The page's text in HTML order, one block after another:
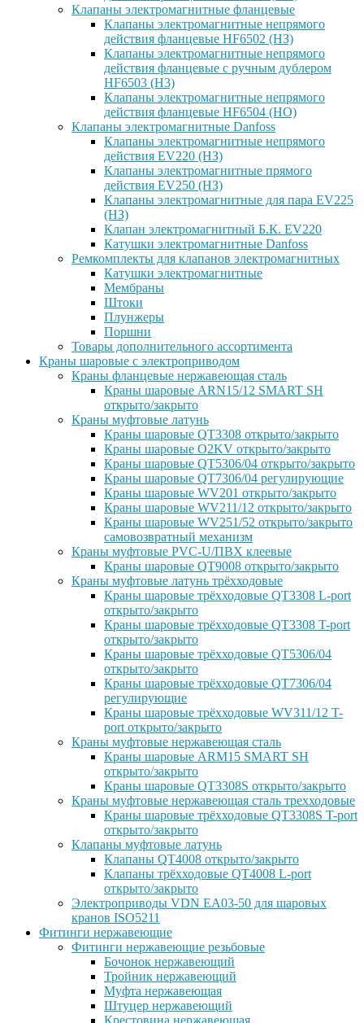
Клапаны электромагнитные фланцевые
Клапаны электромагнитные непрямого
действия фланцевые HF6502 (НЗ)
Клапаны электромагнитные непрямого
действия фланцевые с ручным дублером
HF6503 (Н3)
Клапаны электромагнитные непрямого
действия фланцевые HF6504 (НО)
Клапаны электромагнитные Danfoss
Клапаны электромагнитные непрямого
действия EV220 (НЗ)
Клапаны электромагнитные прямого
действия EV250 (НЗ)
Клапаны электромагнитные для пара EV225
(НЗ)
Клапан электромагнитный Б.К. EV220
Катушки электромагнитные Danfoss
Ремкомплекты для клапанов электромагнитных
Катушки электромагнитные
Мембраны
Штоки
Плунжеры
Поршни
Товары дополнительного ассортимента
Краны шаровые с электроприводом
Краны фланцевые нержавеющая сталь
Краны шаровые ARN15/12 SMART SH
открыто/закрыто
Краны муфтовые латунь
Краны шаровые QT3308 открыто/закрыто
Краны шаровые O2KV открыто/закрыто
Краны шаровые QT5306/04 открыто/закрыто
Краны шаровые QT7306/04 регулирующие
Краны шаровые WV201 открыто/закрыто
Краны шаровые WV211/12 открыто/закрыто
Краны шаровые WV251/52 открыто/закрыто
самовозвратный механизм
Краны муфтовые PVC-U/ПВХ клеевые
Краны шаровые QT9008 открыто/закрыто
Краны муфтовые латунь трёхходовые
Краны шаровые трёхходовые QT3308 L-port
открыто/закрыто
Краны шаровые трёхходовые QT3308 T-port
открыто/закрыто
Краны шаровые трёхходовые QT5306/04
открыто/закрыто
Краны шаровые трёхходовые QT7306/04
регулирующие
Краны шаровые трёхходовые WV311/12 T-
port открыто/закрыто
Краны муфтовые нержавеющая сталь
Краны шаровые ARM15 SMART SH
открыто/закрыто
Краны шаровые QT3308S открыто/закрыто
Краны муфтовые нержавеющая сталь трехходовые
Краны шаровые трёхходовые QT3308S T-port
открыто/закрыто
Клапаны муфтовые латунь
Клапаны QT4008 открыто/закрыто
Клапаны трёхходовые QT4008 L-port
открыто/закрыто
Электроприводы VDN EA03-50 для шаровых
кранов ISO5211
Фитинги нержавеющие
Фитинги нержавеющие резьбовые
Бочонок нержавеющий
Тройник нержавеющий
Муфта нержавеющая
Штуцер нержавеющий
Крестовина нержавеющая